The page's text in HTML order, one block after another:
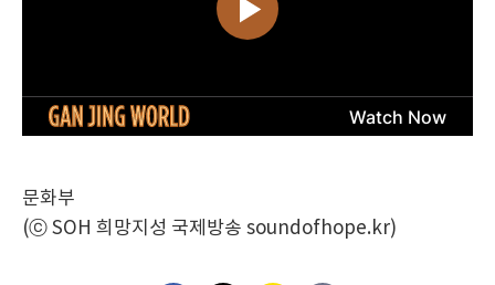
문화부
(ⓒ SOH 희망지성 국제방송 soundofhope.kr)